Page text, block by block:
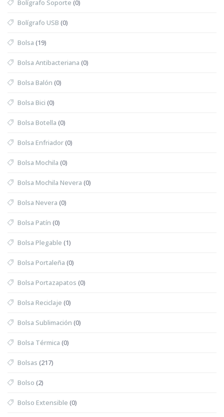
Bolígrafo Soporte (0)
Bolígrafo USB (0)
Bolsa (19)
Bolsa Antibacteriana (0)
Bolsa Balón (0)
Bolsa Bici (0)
Bolsa Botella (0)
Bolsa Enfriador(0)
Bolsa Mochila (0)
Bolsa Mochila Nevera (0)
Bolsa Nevera (0)
Bolsa Patín (0)
Bolsa Plegable (1)
Bolsa Portaleña (0)
Bolsa Portazapatos (0)
Bolsa Reciclaje (0)
Bolsa Sublimación (0)
Bolsa Térmica (0)
Bolsas (217)
Bolso (2)
Bolso Extensible (0)